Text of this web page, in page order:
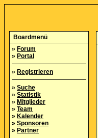
Boardmenü
» Forum
» Portal
» Registrieren
» Suche
» Statistik
» Mitglieder
» Team
» Kalender
» Sponsoren
» Partner